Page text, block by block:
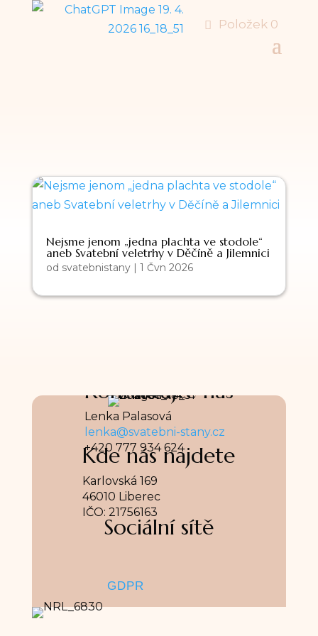
Položek 0
Nejsme jenom „jedna plachta ve stodole“
aneb Svatební veletrhy v Děčíně a Jilemnici
od svatebnistany| 1 Čvn 2026
Kontaktujte nás
Lenka Palasová
lenka@svatebni-stany.cz
+420 777 934 624
Kde nás najdete
Karlovská 169
46010 Liberec
IČO: 21756163
Sociální sítě
GDPR